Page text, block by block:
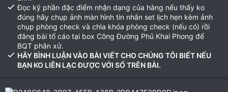
Đọc kỹ phần đặc điểm nhận dạng của hàng nếu thấy ko
đúng hãy chụp ảnh màn hình tin nhắn set lịch hẹn kèm ảnh
chụp phòng check và chìa khóa phòng check (nếu có) rồi
đăng bài tố cáo tại box Công Đường Phủ Khai Phong để
BQT phân xử.
HÃY BÌNH LUẬN VÀO BÀI VIẾT CHO CHÚNG TÔI BIẾT NẾU
BẠN KO LIÊN LẠC ĐƯỢC VỚI SỐ TRÊN BÀI.